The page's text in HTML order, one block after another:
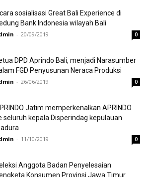
sosialisasi Great Bali Experience di
Bank Indonesia wilayah Bali
- 20/09/2019 0
DPD Aprindo Bali, menjadi Narasumber
FGD Penyusunan Neraca Produksi
- 26/06/2019 0
Jatim memperkenalkan APRINDO
seluruh kepala Disperindag kepulauan
- 11/10/2019 0
Anggota Badan Penyelesaian
Konsumen Provinsi Jawa Timur